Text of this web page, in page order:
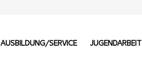
AUSBILDUNG/SERVICE JUGENDARBEIT